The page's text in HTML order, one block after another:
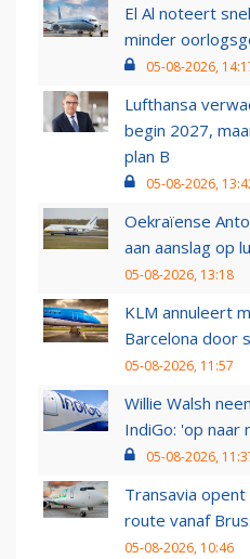
El Al noteert
minder
05-08-2026,
Lufthansa
begin 2027,
plan B
05-08-2026,
Oekraïense
aan aanslag op
05-08-2026, 13:18
KLM annuleert
Barcelona door
05-08-2026, 11:57
Willie Walsh
IndiGo: 'op naar
05-08-2026,
Transavia
route vanaf
05-08-2026, 10:46